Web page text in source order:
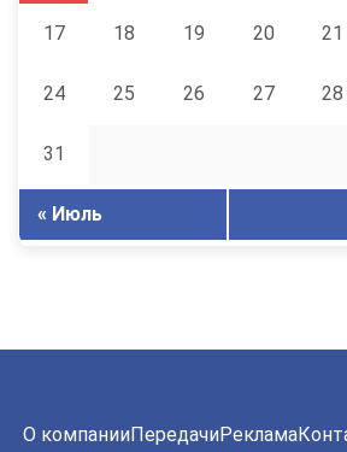
17 18 19 20 21
24 25 26 27 28
31
« Июль
О компанииПередачиРеклама